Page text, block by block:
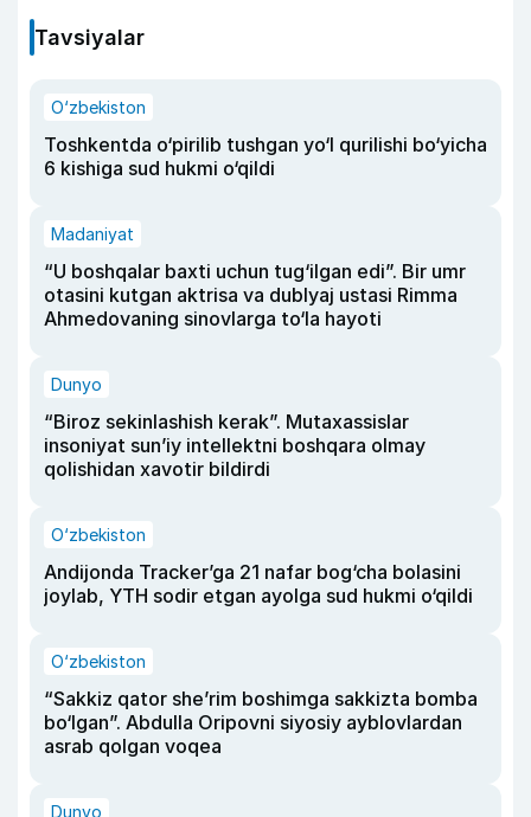
Tavsiyalar
O‘zbekiston
Toshkentda o‘pirilib tushgan yo‘l qurilishi bo‘yicha
6 kishiga sud hukmi o‘qildi
Madaniyat
“U boshqalar baxti uchun tug‘ilgan edi”. Bir umr
otasini kutgan aktrisa va dublyaj ustasi Rimma
Ahmedovaning sinovlarga to‘la hayoti
Dunyo
“Biroz sekinlashish kerak”. Mutaxassislar
insoniyat sun’iy intellektni boshqara olmay
qolishidan xavotir bildirdi
O‘zbekiston
Andijonda Tracker’ga 21 nafar bog‘cha bolasini
joylab, YTH sodir etgan ayolga sud hukmi o‘qildi
O‘zbekiston
“Sakkiz qator she’rim boshimga sakkizta bomba
bo‘lgan”. Abdulla Oripovni siyosiy ayblovlardan
asrab qolgan voqea
Dunyo